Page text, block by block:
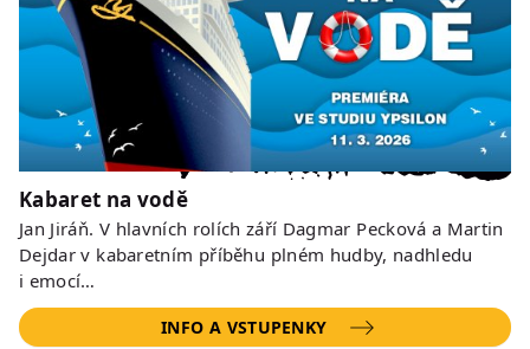
Kabaret na vodě
Jan Jiráň. V hlavních rolích září Dagmar Pecková a Martin
Dejdar v kabaretním příběhu plném hudby, nadhledu
i emocí…
INFO A VSTUPENKY